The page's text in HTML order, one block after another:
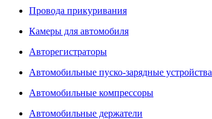
Провода прикуривания
Камеры для автомобиля
Авторегистраторы
Автомобильные пуско-зарядные устройства
Автомобильные компрессоры
Автомобильные держатели